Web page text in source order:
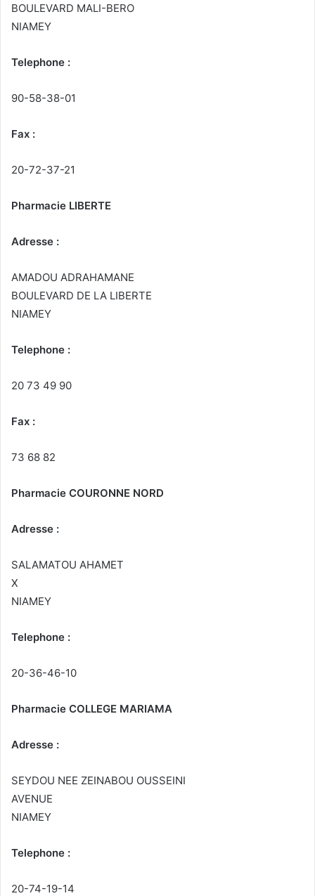
BOULEVARD MALI-BERO
NIAMEY
Telephone :
90-58-38-01
Fax :
20-72-37-21
Pharmacie LIBERTE
Adresse :
AMADOU ADRAHAMANE
BOULEVARD DE LA LIBERTE
NIAMEY
Telephone :
20 73 49 90
Fax :
73 68 82
Pharmacie COURONNE NORD
Adresse :
SALAMATOU AHAMET
X
NIAMEY
Telephone :
20-36-46-10
Pharmacie COLLEGE MARIAMA
Adresse :
SEYDOU NEE ZEINABOU OUSSEINI
AVENUE
NIAMEY
Telephone :
20-74-19-14